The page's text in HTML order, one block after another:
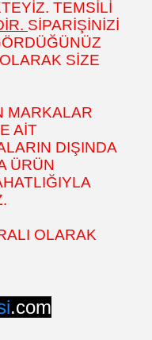
TEMSİLİ
SİPARİŞİNİZİ
SİZE
MARKALAR
AİT
DIŞINDA
ÜRÜN
OLARAK
.com